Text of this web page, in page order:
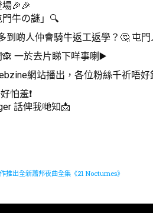
場🎉🎉
牛の謎」🔍
到啲人仲會騎牛返工返學？🤔 屯
一於去片睇下咩事喇▶️
網站播出，各位粉絲千祈唔好
怕羞❗️
話俾我哋知📩
推出全新蕭邦夜曲全集《21 Nocturnes》